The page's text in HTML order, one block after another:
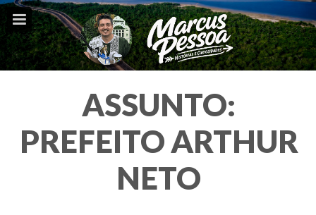
ASSUNTO:
PREFEITO ARTHUR
NETO